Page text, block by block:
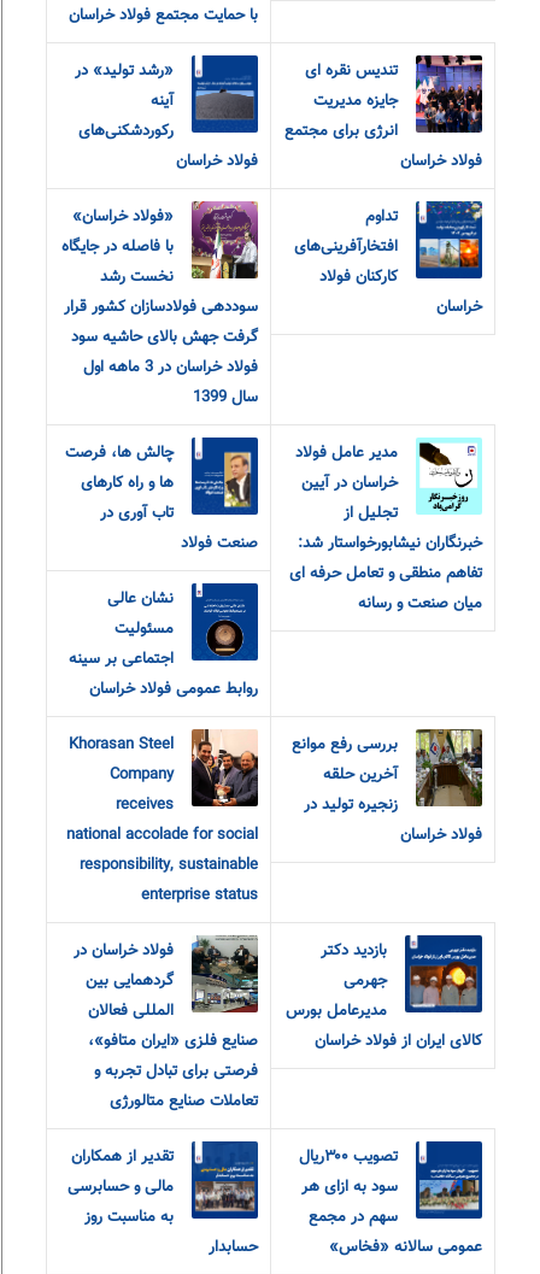
با حمایت مجتمع فولاد خراسان
تندیس نقره ای
جایزه مدیریت
انرژی برای مجتمع
فولاد خراسان
«رشد تولید» در
آینه
رکوردشکنی‌های
فولاد خراسان
تداوم
افتخارآفرینی‌های
کارکنان فولاد
خراسان
«فولاد خراسان»
با فاصله در جایگاه
نخست رشد
سوددهی فولادسازان کشور قرار
گرفت جهش بالای حاشیه سود
فولاد خراسان در 3 ماهه اول
سال 1399
مدیر عامل فولاد
خراسان در آیین
تجلیل از
خبرنگاران نیشابورخواستار شد:
تفاهم منطقی و تعامل حرفه ای
میان صنعت و رسانه
چالش ها، فرصت
ها و راه کارهای
تاب آوری در
صنعت فولاد
نشان عالی
مسئولیت
اجتماعی بر سینه
روابط عمومی فولاد خراسان
بررسی رفع موانع
آخرین حلقه
زنجیره تولید در
فولاد خراسان
Khorasan Steel
Company
receives
national accolade for social
responsibility, sustainable
enterprise status
بازدید دکتر
جهرمی
مدیرعامل بورس
کالای ایران از فولاد خراسان
فولاد خراسان در
گردهمایی بین
المللی فعالان
صنایع فلزی «ایران متافو»،
فرصتی برای تبادل تجربه و
تعاملات صنایع متالورژی
تصویب ۳۰۰ریال
سود به ازای هر
سهم در مجمع
عمومی سالانه «فخاس»
تقدیر از همکاران
مالی و حسابرسی
به مناسبت روز
حسابدار